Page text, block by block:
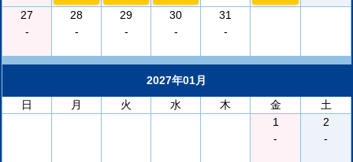
27
-
28
-
29
-
30
-
31
-
2027年01月
日
月 火 水 木 金
土
1
-
2
-